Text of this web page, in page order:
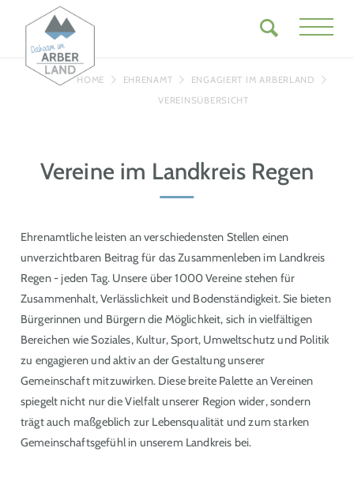
HOME EHRENAMT
ENGAGIERT IM ARBERLAND
VEREINSÜBERSICHT
Vereine im Landkreis Regen
Ehrenamtliche leisten an verschiedensten Stellen einen
unverzichtbaren Beitrag für das Zusammenleben im Landkreis
Regen - jeden Tag. Unsere über 1000 Vereine stehen für
Zusammenhalt, Verlässlichkeit und Bodenständigkeit.Sie bieten
Bürgerinnen und Bürgern die Möglichkeit, sich in vielfältigen
Bereichen wie Soziales, Kultur, Sport, Umweltschutz und Politik
zu engagieren und aktiv an der Gestaltung unserer
Gemeinschaft mitzuwirken.Diese breite Palette an Vereinen
spiegelt nicht nur die Vielfalt unserer Region wider, sondern
trägt auch maßgeblich zur Lebensqualität und zum starken
Gemeinschaftsgefühl in unserem Landkreis bei.